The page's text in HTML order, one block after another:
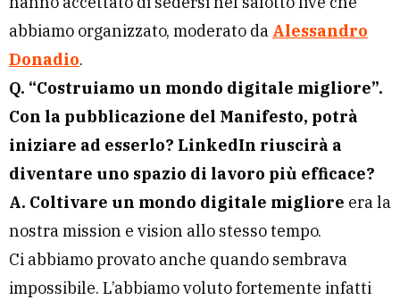
abbiamo organizzato, moderato da Alessandro
Donadio.
Q. “Costruiamo un mondo digitale migliore”.
Con la pubblicazione del Manifesto, potrà
iniziare ad esserlo? LinkedIn riuscirà a
diventare uno spazio di lavoro più efficace?
A. Coltivare un mondo digitale migliore era la
nostra mission e vision allo stesso tempo.
Ci abbiamo provato anche quando sembrava
impossibile. L’abbiamo voluto fortemente infatti